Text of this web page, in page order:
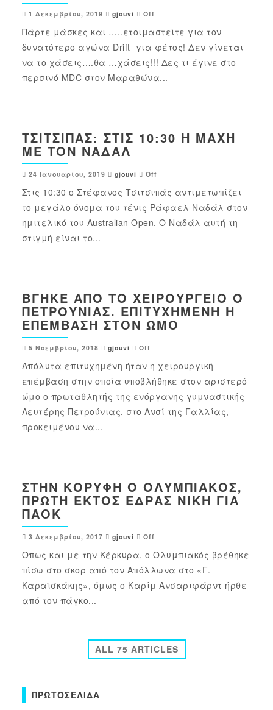
1 Δεκεμβρίου, 2019 gjouvi Off
Πάρτε μάσκες και …..ετοιμαστείτε για τον
δυνατότερο αγώνα Drift για φέτος! Δεν γίνεται
να το χάσεις….θα …χάσεις!!! Δες τι έγινε στο
περσινό MDC στον Μαραθώνα...
ΤΣΙΤΣΙΠΆΣ: ΣΤΙΣ 10:30 Η ΜΆΧΗ
ΜΕ ΤΟΝ ΝΑΔΆΛ
24 Ιανουαρίου, 2019 gjouvi Off
Στις 10:30 ο Στέφανος Τσιτσιπάς αντιμετωπίζει
το μεγάλο όνομα του τένις Ράφαελ Ναδάλ στον
ημιτελικό του Australian Open. Ο Ναδάλ αυτή τη
στιγμή είναι το...
ΒΓΉΚΕ ΑΠΌ ΤΟ ΧΕΙΡΟΥΡΓΕΊΟ Ο
ΠΕΤΡΟΎΝΙΑΣ. ΕΠΙΤΥΧΗΜΈΝΗ Η
ΕΠΈΜΒΑΣΗ ΣΤΟΝ ΏΜΟ
5 Νοεμβρίου, 2018 gjouvi Off
Απόλυτα επιτυχημένη ήταν η χειρουργική
επέμβαση στην οποία υποβλήθηκε στον αριστερό
ώμο ο πρωταθλητής της ενόργανης γυμναστικής
Λευτέρης Πετρούνιας, στο Ανσί της Γαλλίας,
προκειμένου να...
ΣΤΗΝ ΚΟΡΥΦΉ Ο ΟΛΥΜΠΙΑΚΌΣ,
ΠΡΏΤΗ ΕΚΤΌΣ ΈΔΡΑΣ ΝΊΚΗ ΓΙΑ
ΠΑΟΚ
3 Δεκεμβρίου, 2017 gjouvi Off
Όπως και με την Κέρκυρα, ο Ολυμπιακός βρέθηκε
πίσω στο σκορ από τον Απόλλωνα στο «Γ.
Καραϊσκάκης», όμως ο Καρίμ Ανσαριφάρντ ήρθε
από τον πάγκο...
ALL 75 ARTICLES
ΠΡΩΤΟΣΈΛΙΔΑ